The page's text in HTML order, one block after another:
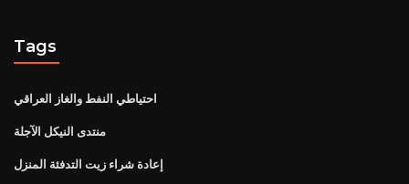
Tags
احتياطي النفط والغاز العراقي
منتدى النيكل الآجلة
إعادة شراء زيت التدفئة المنزل